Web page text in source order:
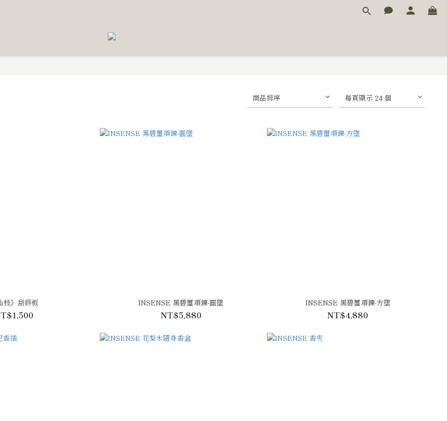
商品排序 每頁顯示 24 個
枝》刮痧板 INSENSE 黑碧璽項鍊-圓墜
NT$5,880
INSENSE 黑碧璽項鍊-方墜
NT$4,880